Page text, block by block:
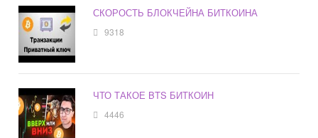
СКОРОСТЬ БЛОКЧЕЙНА БИТКОИНА
9318
ЧТО ТАКОЕ BTS БИТКОИН
4446